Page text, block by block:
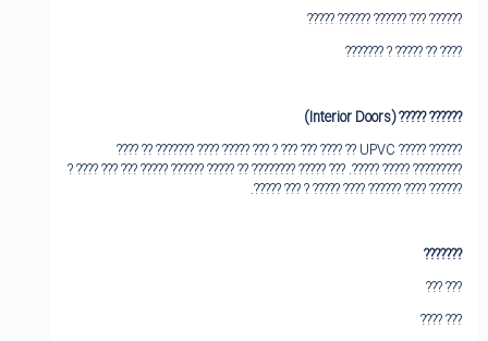
?????? ??? ???‌??? ?????? ?????
???? ?? ????? ? ???‌????
???‌??? ?????
(Interior Doors)
???‌??? ????? UPVC ?? ???? ??? ??? ? ??? ????? ???? ??????? ?? ????
???????‌?? ????? ?????. ??? ???‌?? ??‌?????? ?? ????? ?????? ????? ??? ??? ???? ?
?????? ???? ?????? ???? ????? ? ??? ?????.
?????‌??
??? ???
??? ????